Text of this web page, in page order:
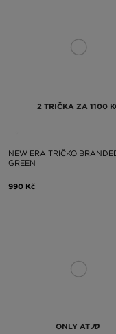
2 TRIČKA ZA 1100
NEW ERA TRIČKO
GREEN
990 Kč
ONLY AT